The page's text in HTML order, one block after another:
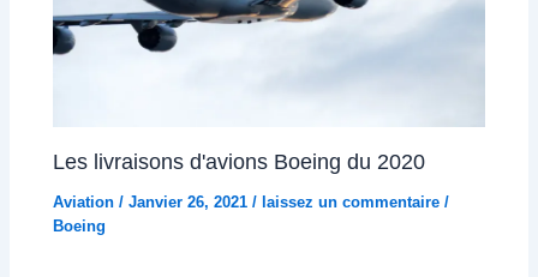
Les livraisons d'avions Boeing du 2020
Aviation /Janvier 26, 2021/laissez un commentaire /
Boeing